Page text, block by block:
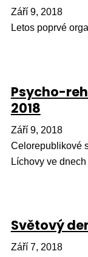
Září 9, 2018
Letos poprvé
Psycho-
2018
Září 9, 2018
Celorepublikové
Líchovy ve
Světový
Září 7, 2018